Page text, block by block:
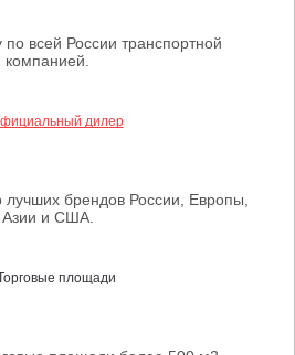
по всей России транспортной
компанией.
брендов России, Европы,
Азии и США.